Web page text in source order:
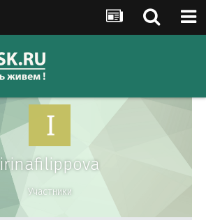
irinafilippova
Участники